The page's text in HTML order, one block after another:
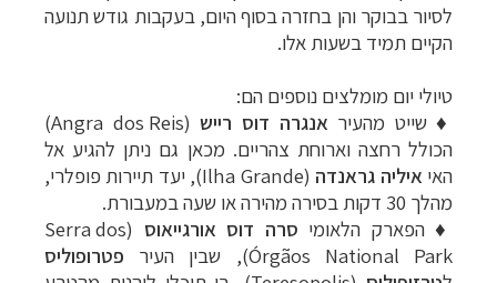
לסיור בבוקר והן בחזרה בסוף היום, בעקבות גודש תנועה
הקיים תמיד בשעות אלו.
טיולי יום מומלצים נוספים הם:
♦שייט מהעיר אנגרה דוס רייש(
Angra dos Reis
)
הכולל רחצה וארוחת צהריים. מכאן גם ניתן להגיע אל
האי איליה גראנדה (
Ilha Grande), יעד תיירות פופלרי,
מהלך 30 דקות בסירה מהירה או שעה במעבורת.
♦הפארק הלאומי סרה דוס אורגייאוס (
Serra dos
Órgãos National Park), שבין העיר פטרופוליס